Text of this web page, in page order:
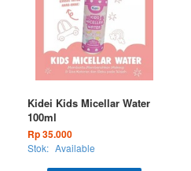
Kidei Kids Micellar Water
100ml
Rp 35.000
Stok: Available